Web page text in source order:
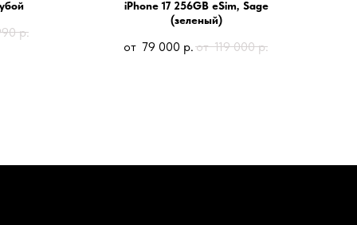
р.
iPhone 17 256GB eSim, Sage
(зеленый)
79 000 р. 119 000 р.